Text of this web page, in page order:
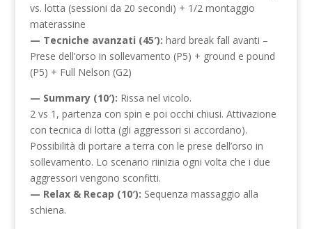
vs. lotta (sessioni da 20 secondi) + 1/2 montaggio
materassine
— Tecniche avanzati (45′): hard break fall avanti –
Prese dell’orso in sollevamento (P5) + ground e pound
(P5) + Full Nelson (G2)
— Summary (10′): Rissa nel vicolo.
2 vs 1, partenza con spin e poi occhi chiusi. Attivazione
con tecnica di lotta (gli aggressori si accordano).
Possibilità di portare a terra con le prese dell’orso in
sollevamento. Lo scenario riinizia ogni volta che i due
aggressori vengono sconfitti.
— Relax & Recap (10′): Sequenza massaggio alla
schiena.